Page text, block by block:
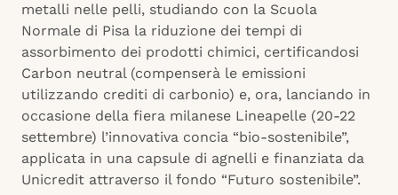
metalli nelle pelli, studiando con la Scuola
Normale di Pisa la riduzione dei tempi di
assorbimento dei prodotti chimici, certificandosi
Carbon neutral (compenserà le emissioni
utilizzando crediti di carbonio) e, ora, lanciando in
occasione della fiera milanese Lineapelle (20-22
settembre) l’innovativa concia “bio-sostenibile”,
applicata in una capsule di agnelli e finanziata da
Unicredit attraverso il fondo “Futuro sostenibile”.